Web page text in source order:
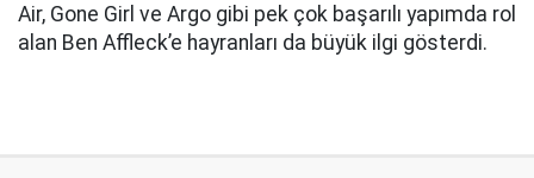
Air, Gone Girl ve Argo gibi pek çok başarılı yapımda rol
alan Ben Affleck’e hayranları da büyük ilgi gösterdi.